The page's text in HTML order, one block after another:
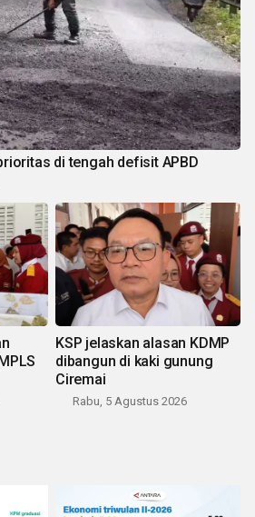
di tengah defisit APBD
KSP jelaskan alasan KDMP
dibangun di kaki gunung
Ciremai
Rabu, 5 Agustus 2026